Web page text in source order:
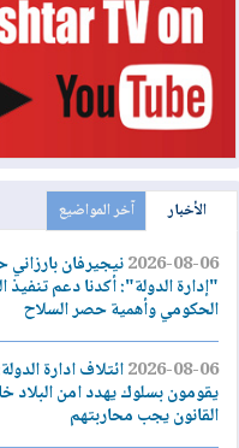
الأخبار آخر المواضيع
2026-08-06نيجيرفان
"إدارة الدولة": أكدنا دعم تنفيذ
الحكومي وأهمية حصر السلاح
2026-08-06ائتلاف ادارة
يقومون بسلوك يهدد امن البلاد
القانون يجب محاربتهم